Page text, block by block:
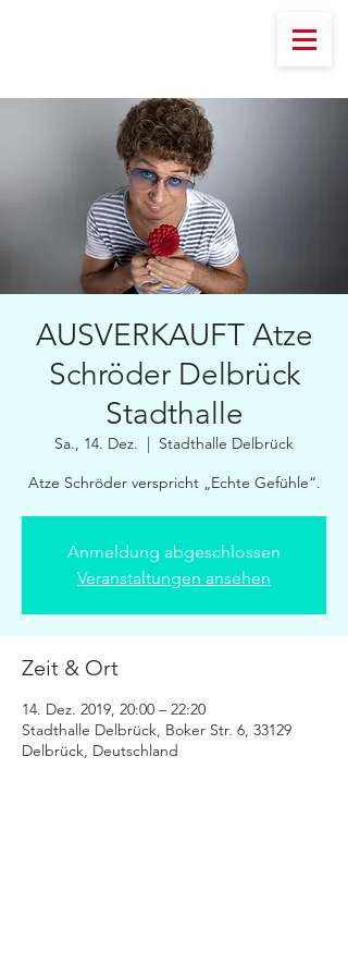
AUSVERKAUFT Atze
Schröder Delbrück
Stadthalle
Sa., 14. Dez.
  |
Stadthalle Delbrück
Atze Schröder verspricht „Echte Gefühle“.
Anmeldung abgeschlossen
Veranstaltungen ansehen
Zeit & Ort
14. Dez. 2019, 20:00 – 22:20
Stadthalle Delbrück, Boker Str. 6, 33129
Delbrück, Deutschland